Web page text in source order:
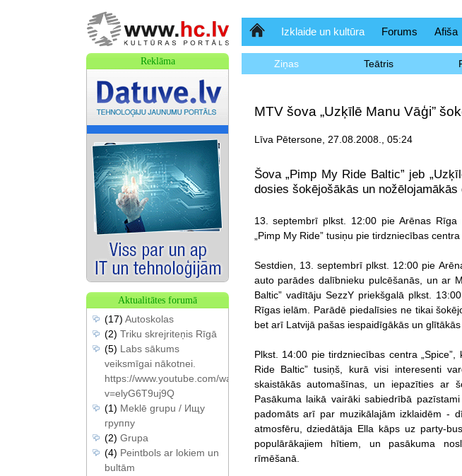
SākumlapaIzklaide un kultūra Forums Afiša
Ziņas Teātris
MTV šova „Uzķīlē Manu Vāģi”
Līva Pētersone, 27.08.2008., 05:24
Šova „Pimp My Ride Baltic” jeb
dosies šokējošākās un
13. septembrī plkst. 12:00 pie Arēnas
„Pimp My Ride” tusiņu pie tirdzniecības centra
Sestdien, 13. septembrī plkst. 12:00 pie
auto parādes dalībnieku pulcēšanās, un ar
Baltic” vadītāju SezzY priekšgalā plkst.
Rīgas ielām. Parādē piedalīsies ne tikai
bet arī Latvijā pašas iespaidīgākās un glītākās
Plkst. 14:00 pie tirdzniecības centra
Ride Baltic” tusiņš, kurā visi interesenti
skaistākās automašīnas, un iepazīties ar
Pasākuma laikā vairāki sabiedrībā
padomāts arī par muzikālajām izklaidēm -
atmosfēru, dziedātāja Ella kāps uz party-
populārākajiem hītiem, un pasākuma
rīmēšanā.
Reklāma
Aktualitātes forumā
(17) Autoskolas
(2) Triku skrejriteņis Rīgā
(5) Labs sākums
veiksmīgai nākotnei.
https://www.youtube.com/watch?
v=elyG6T9uj9Q
(1) Meklē grupu / Ищу
группу
(2) Grupa
(4) Peintbols ar lokiem un
bultām